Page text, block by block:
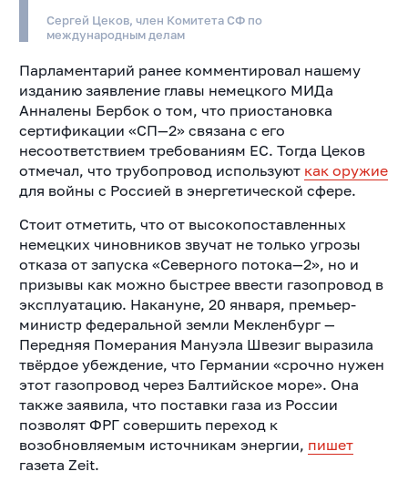
Сергей Цеков, член Комитета СФ по
международным делам
Парламентарий ранее комментировал нашему
изданию заявление главы немецкого МИДа
Анналены Бербок о том, что приостановка
сертификации «СП—2» связана с его
несоответствием требованиям ЕС. Тогда Цеков
отмечал, что трубопровод используют как оружие
для войны с Россией в энергетической сфере.
Стоит отметить, что от высокопоставленных
немецких чиновников звучат не только угрозы
отказа от запуска «Северного потока—2», но и
призывы как можно быстрее ввести газопровод в
эксплуатацию. Накануне, 20 января, премьер-
министр федеральной земли Мекленбург —
Передняя Померания Мануэла Швезиг выразила
твёрдое убеждение, что Германии «срочно нужен
этот газопровод через Балтийское море». Она
также заявила, что поставки газа из России
позволят ФРГ совершить переход к
возобновляемым источникам энергии, пишет
газета Zeit.